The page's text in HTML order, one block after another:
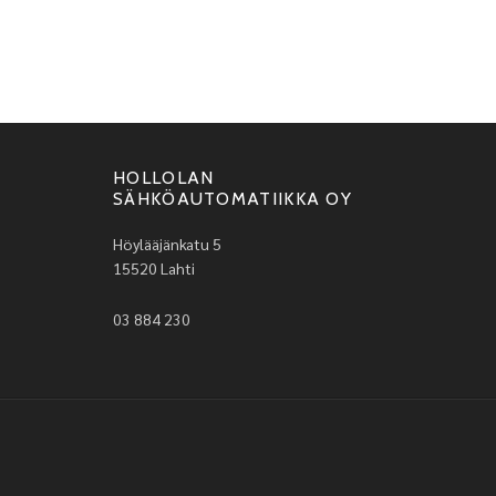
HOLLOLAN
SÄHKÖAUTOMATIIKKA OY
Höylääjänkatu 5
15520 Lahti
03 884 230